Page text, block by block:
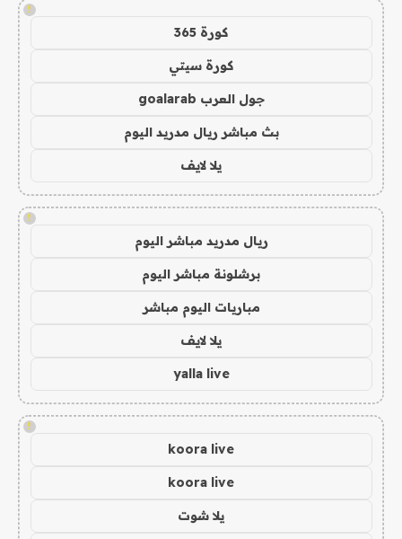
!
كورة 365
كورة سيتي
جول العرب goalarab
بث مباشر ريال مدريد اليوم
يلا لايف
!
ريال مدريد مباشر اليوم
برشلونة مباشر اليوم
مباريات اليوم مباشر
يلا لايف
yalla live
!
koora live
koora live
يلا شوت